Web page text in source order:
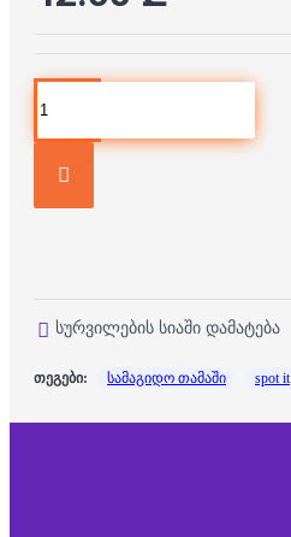
სურვილების სიაში დამატება
თეგები: სამაგიდო თამაში spot it